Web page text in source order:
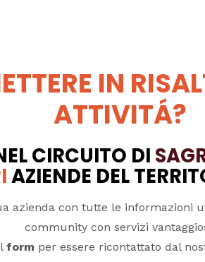
IN
ATTIVITÁ?
CIRCUITO DI
AZIENDE DEL
azienda con tutte le informazioni
community con servizi
form per essere ricontattato dal